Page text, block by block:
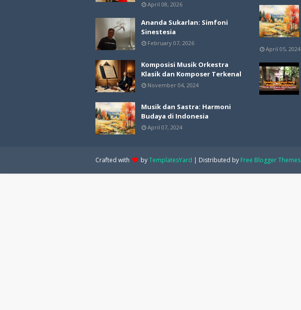
April 08, 2026
Ananda Sukarlan: Simfoni
Sinestesia
February 07, 2026
Komposisi Musik Orkestra
Klasik dan Komposer Terkenal
November 04, 2024
Musik dan Sastra: Harmoni
Budaya di Indonesia
April 07, 2024
April 05, 2024
Crafted with byTemplatesYard | Distributed by Free Blogger Themes